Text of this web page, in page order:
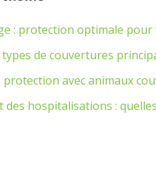
: protection optimale
de couvertures
avec animaux
des hospitalisations :